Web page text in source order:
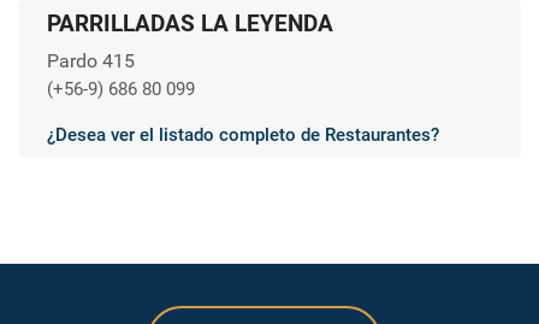
PARRILLADAS LA LEYENDA
Pardo 415
(+56-9) 686 80 099
¿Desea ver el listado completo de Restaurantes?